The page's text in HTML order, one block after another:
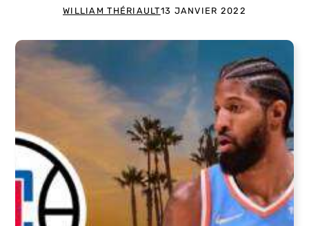
WILLIAM THÉRIAULT13 JANVIER 2022